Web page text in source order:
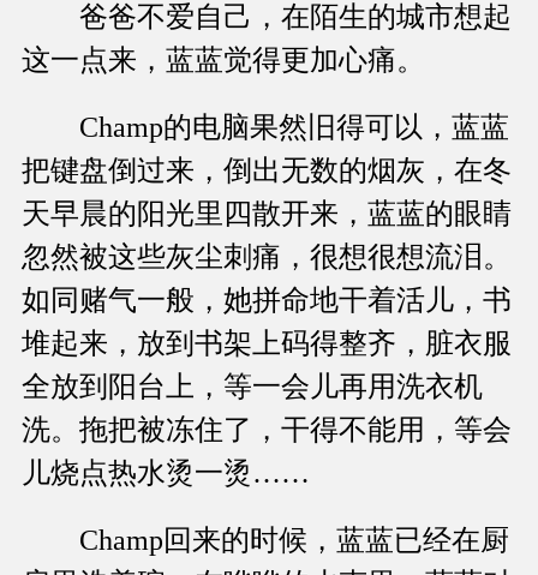
爸爸不爱自己，在陌生的城市想起
这一点来，蓝蓝觉得更加心痛。
Champ的电脑果然旧得可以，蓝蓝
把键盘倒过来，倒出无数的烟灰，在冬
天早晨的阳光里四散开来，蓝蓝的眼睛
忽然被这些灰尘刺痛，很想很想流泪。
如同赌气一般，她拼命地干着活儿，书
堆起来，放到书架上码得整齐，脏衣服
全放到阳台上，等一会儿再用洗衣机
洗。拖把被冻住了，干得不能用，等会
儿烧点热水烫一烫……
Champ回来的时候，蓝蓝已经在厨